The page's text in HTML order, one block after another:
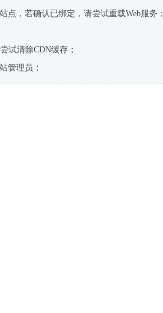
点，若确认已绑定，请尝试重载Web服务；
试清除CDN缓存；
管理员；